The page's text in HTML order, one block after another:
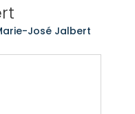
José Jalbert